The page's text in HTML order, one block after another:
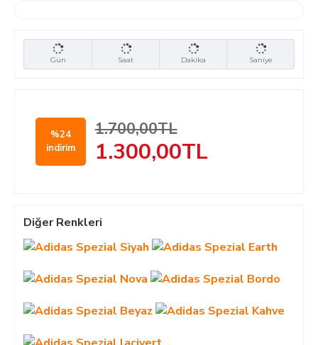
Gün Saat Dakika Saniye
%24
indirim
1.300,00TL
1.700,00TL
Diğer Renkleri